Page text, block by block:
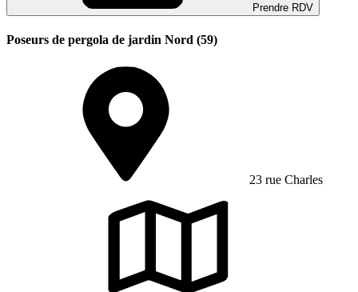
Prendre RDV
Poseurs de pergola de jardin Nord (59)
23 rue Charles